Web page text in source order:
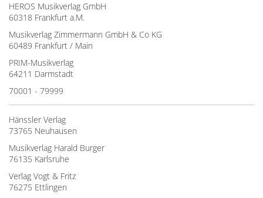
HEROS Musikverlag GmbH
60318 Frankfurt a.M.
Musikverlag Zimmermann GmbH & Co KG
60489 Frankfurt / Main
PRIM-Musikverlag
64211 Darmstadt
70001 - 79999
Hänssler Verlag
73765 Neuhausen
Musikverlag Harald Burger
76135 Karlsruhe
Verlag Vogt & Fritz
76275 Ettlingen